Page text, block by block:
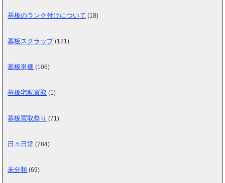
基板のランク付けについて (18)
基板スクラップ(121)
基板単価 (106)
基板宅配買取 (1)
基板買取祭り (71)
日々日常 (784)
未分類 (69)